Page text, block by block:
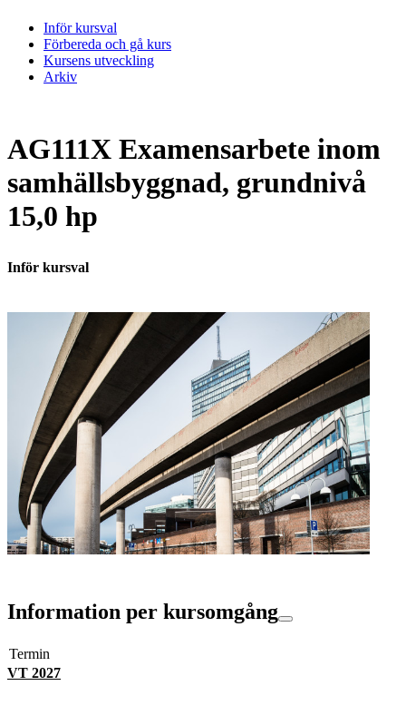
Inför kursval
Förbereda och gå kurs
Kursens utveckling
Arkiv
AG111X Examensarbete inom
samhällsbyggnad, grundnivå
15,0 hp
Inför kursval
Information per kursomgång
Termin
VT 2027